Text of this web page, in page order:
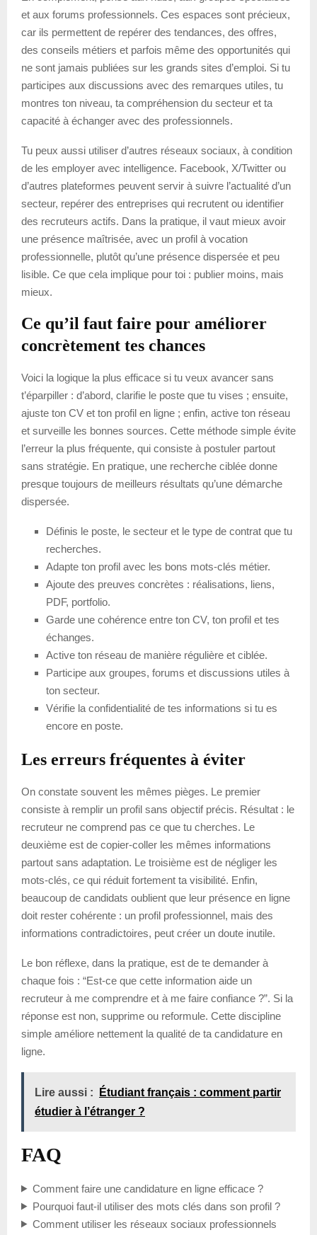
et aux forums professionnels. Ces espaces sont précieux,
car ils permettent de repérer des tendances, des offres,
des conseils métiers et parfois même des opportunités qui
ne sont jamais publiées sur les grands sites d’emploi. Si tu
participes aux discussions avec des remarques utiles, tu
montres ton niveau, ta compréhension du secteur et ta
capacité à échanger avec des professionnels.
Tu peux aussi utiliser d’autres réseaux sociaux, à condition
de les employer avec intelligence. Facebook, X/Twitter ou
d’autres plateformes peuvent servir à suivre l’actualité d’un
secteur, repérer des entreprises qui recrutent ou identifier
des recruteurs actifs. Dans la pratique, il vaut mieux avoir
une présence maîtrisée, avec un profil à vocation
professionnelle, plutôt qu’une présence dispersée et peu
lisible. Ce que cela implique pour toi : publier moins, mais
mieux.
Ce qu’il faut faire pour améliorer
concrètement tes chances
Voici la logique la plus efficace si tu veux avancer sans
t’éparpiller : d’abord, clarifie le poste que tu vises ; ensuite,
ajuste ton CV et ton profil en ligne ; enfin, active ton réseau
et surveille les bonnes sources. Cette méthode simple évite
l’erreur la plus fréquente, qui consiste à postuler partout
sans stratégie. En pratique, une recherche ciblée donne
presque toujours de meilleurs résultats qu’une démarche
dispersée.
Définis le poste, le secteur et le type de contrat que tu
recherches.
Adapte ton profil avec les bons mots-clés métier.
Ajoute des preuves concrètes : réalisations, liens,
PDF, portfolio.
Garde une cohérence entre ton CV, ton profil et tes
échanges.
Active ton réseau de manière régulière et ciblée.
Participe aux groupes, forums et discussions utiles à
ton secteur.
Vérifie la confidentialité de tes informations si tu es
encore en poste.
Les erreurs fréquentes à éviter
On constate souvent les mêmes pièges. Le premier
consiste à remplir un profil sans objectif précis. Résultat : le
recruteur ne comprend pas ce que tu cherches. Le
deuxième est de copier-coller les mêmes informations
partout sans adaptation. Le troisième est de négliger les
mots-clés, ce qui réduit fortement ta visibilité. Enfin,
beaucoup de candidats oublient que leur présence en ligne
doit rester cohérente : un profil professionnel, mais des
informations contradictoires, peut créer un doute inutile.
Le bon réflexe, dans la pratique, est de te demander à
chaque fois : “Est-ce que cette information aide un
recruteur à me comprendre et à me faire confiance ?”. Si la
réponse est non, supprime ou reformule. Cette discipline
simple améliore nettement la qualité de ta candidature en
ligne.
Lire aussi :
Étudiant français : comment partir
étudier à l’étranger ?
FAQ
Comment faire une candidature en ligne efficace ?
Pourquoi faut-il utiliser des mots clés dans son profil ?
Comment utiliser les réseaux sociaux professionnels